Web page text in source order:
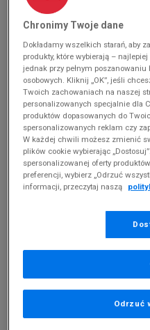
* Zdjęcie poglądowe
JORDAN CZAPKA ZIMOWA
Produkt pochodzi z końcówek
sezonów lub z ekspozycji.
cena rekomendowana przez
PRODUKT
Jeśli artykuł będzie
powiadomienie.
Chronimy Twoje dane
Dokładamy wszelkich starań, aby
produkty, które wybierają –
jednak przy pełnym
osobowych. Kliknij „OK”, jeśli
Twoich zachowaniach na naszej
personalizowanych specjalnie dla
produktów dopasowanych do
spersonalizowanych reklam czy
W każdej chwili możesz zmienić
plików cookie wybierając
spersonalizowanej oferty
preferencji, wybierz „Odrzuć
informacji, przeczytaj naszą
Odrzuć